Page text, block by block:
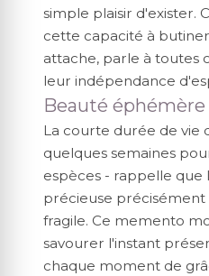
simple plaisir d'exister.
cette capacité à
attache, parle à toutes
leur indépendance
Beauté
La courte durée de vie
quelques semaines
espèces - rappelle que
précieuse
fragile. Ce memento
savourer l'instant
chaque moment de